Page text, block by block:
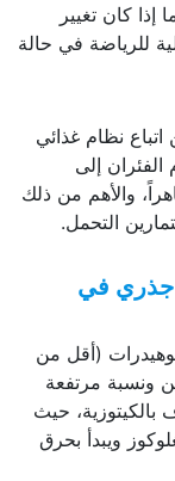
كان تغيير
للرياضة في حالة
نظام غذائي
إلى
والأهم من ذلك
التحمل.
جذري في
(أقل من
ونسبة مرتفعة
بالكيتوزية، حيث
ويبدأ بحرق